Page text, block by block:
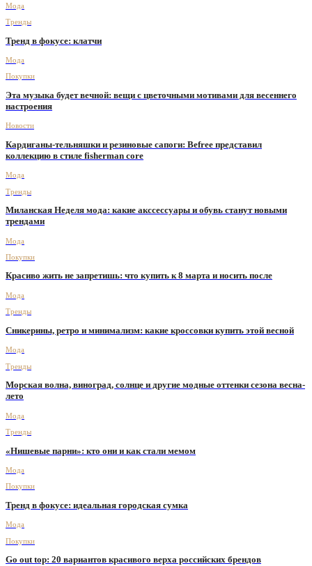
Мода
Тренды
Тренд в фокусе: клатчи
Мода
Покупки
Эта музыка будет вечной: вещи с цветочными мотивами для весеннего
настроения
Новости
Кардиганы-тельняшки и резиновые сапоги: Befree представил
коллекцию в стиле fisherman core
Мода
Тренды
Миланская Неделя мода: какие акссессуары и обувь станут новыми
трендами
Мода
Покупки
Красиво жить не запретишь: что купить к 8 марта и носить после
Мода
Тренды
Сникерины, ретро и минимализм: какие кроссовки купить этой весной
Мода
Тренды
Морская волна, виноград, солнце и другие модные оттенки сезона весна-
лето
Мода
Тренды
«Нишевые парни»: кто они и как стали мемом
Мода
Покупки
Тренд в фокусе: идеальная городская сумка
Мода
Покупки
Go out top: 20 вариантов красивого верха российских брендов